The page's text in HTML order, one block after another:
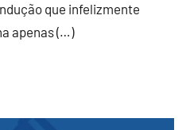
que infelizmente
apenas (…)